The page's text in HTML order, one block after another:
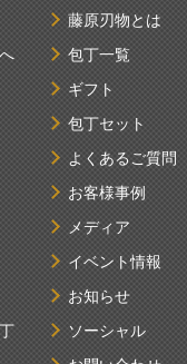
藤原刃物とは
包丁一覧
ギフト
包丁セット
よくあるご質問
お客様事例
メディア
イベント情報
お知らせ
ソーシャル